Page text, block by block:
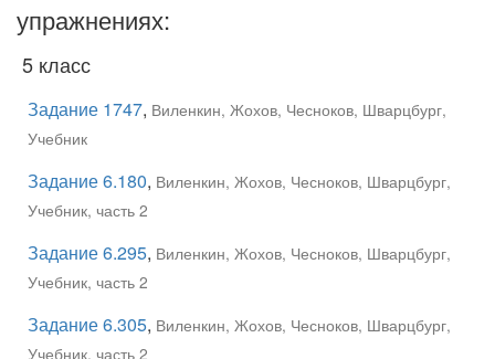
упражнениях:
5 класс
Задание 1747, Виленкин, Жохов, Чесноков, Шварцбург,
Учебник
Задание 6.180, Виленкин, Жохов, Чесноков, Шварцбург,
Учебник, часть 2
Задание 6.295, Виленкин, Жохов, Чесноков, Шварцбург,
Учебник, часть 2
Задание 6.305, Виленкин, Жохов, Чесноков, Шварцбург,
Учебник, часть 2